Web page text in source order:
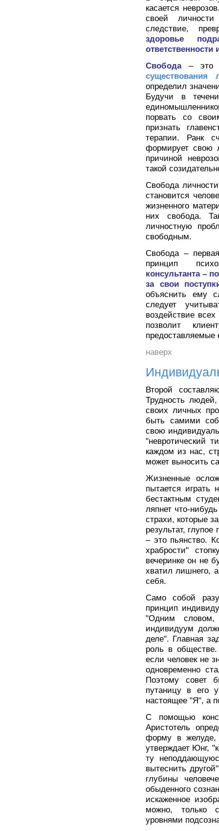
касается
своей
следствие,
здоровье
Свобода – это
существования
определил
Будучи в
порвать со
признать
терапии. Ранк
формирует свою
причиной
такой
Свобода
становится
жизненного
них свобода.
личностную
свободным.
Свобода –
принцип
консультанта –
за свои
объяснить ему
следует
воздействие
позволит
предоставляемые
наверх
Второй
Трудность
своих личных
быть самими
свою
"невротический
каждом из нас,
может выносить
Жизненные
пытается играть
бестактным
ляпнет что-
страхи, которые
результат,
– это пьянство.
храбрости"
вечеринке он не
хватил лишнего,
себя.
Само собой
принцип
"Одним словом,
индивидуум
деле". Главная
роль в
если человек не
одновременно
Поэтому совет
путаницу в его
настоящее "Я", а
С помощью
Аристотель
форму в желуде,
утверждает Юнг,
ту
вытеснить
глубины
обыденного
искаженное
можно, только
уровнями